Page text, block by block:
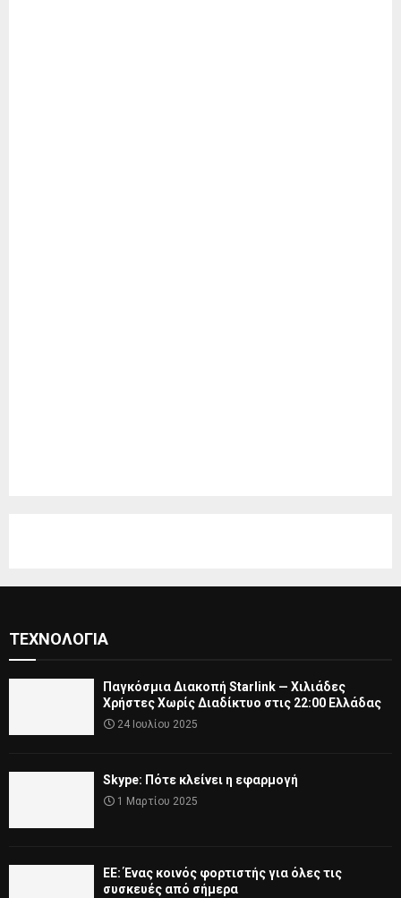
ΤΕΧΝΟΛΟΓΊΑ
Παγκόσμια Διακοπή Starlink — Χιλιάδες
Χρήστες Χωρίς Διαδίκτυο στις 22:00 Ελλάδας
24 Ιουλίου 2025
Skype: Πότε κλείνει η εφαρμογή
1 Μαρτίου 2025
ΕΕ: Ένας κοινός φορτιστής για όλες τις
συσκευές από σήμερα